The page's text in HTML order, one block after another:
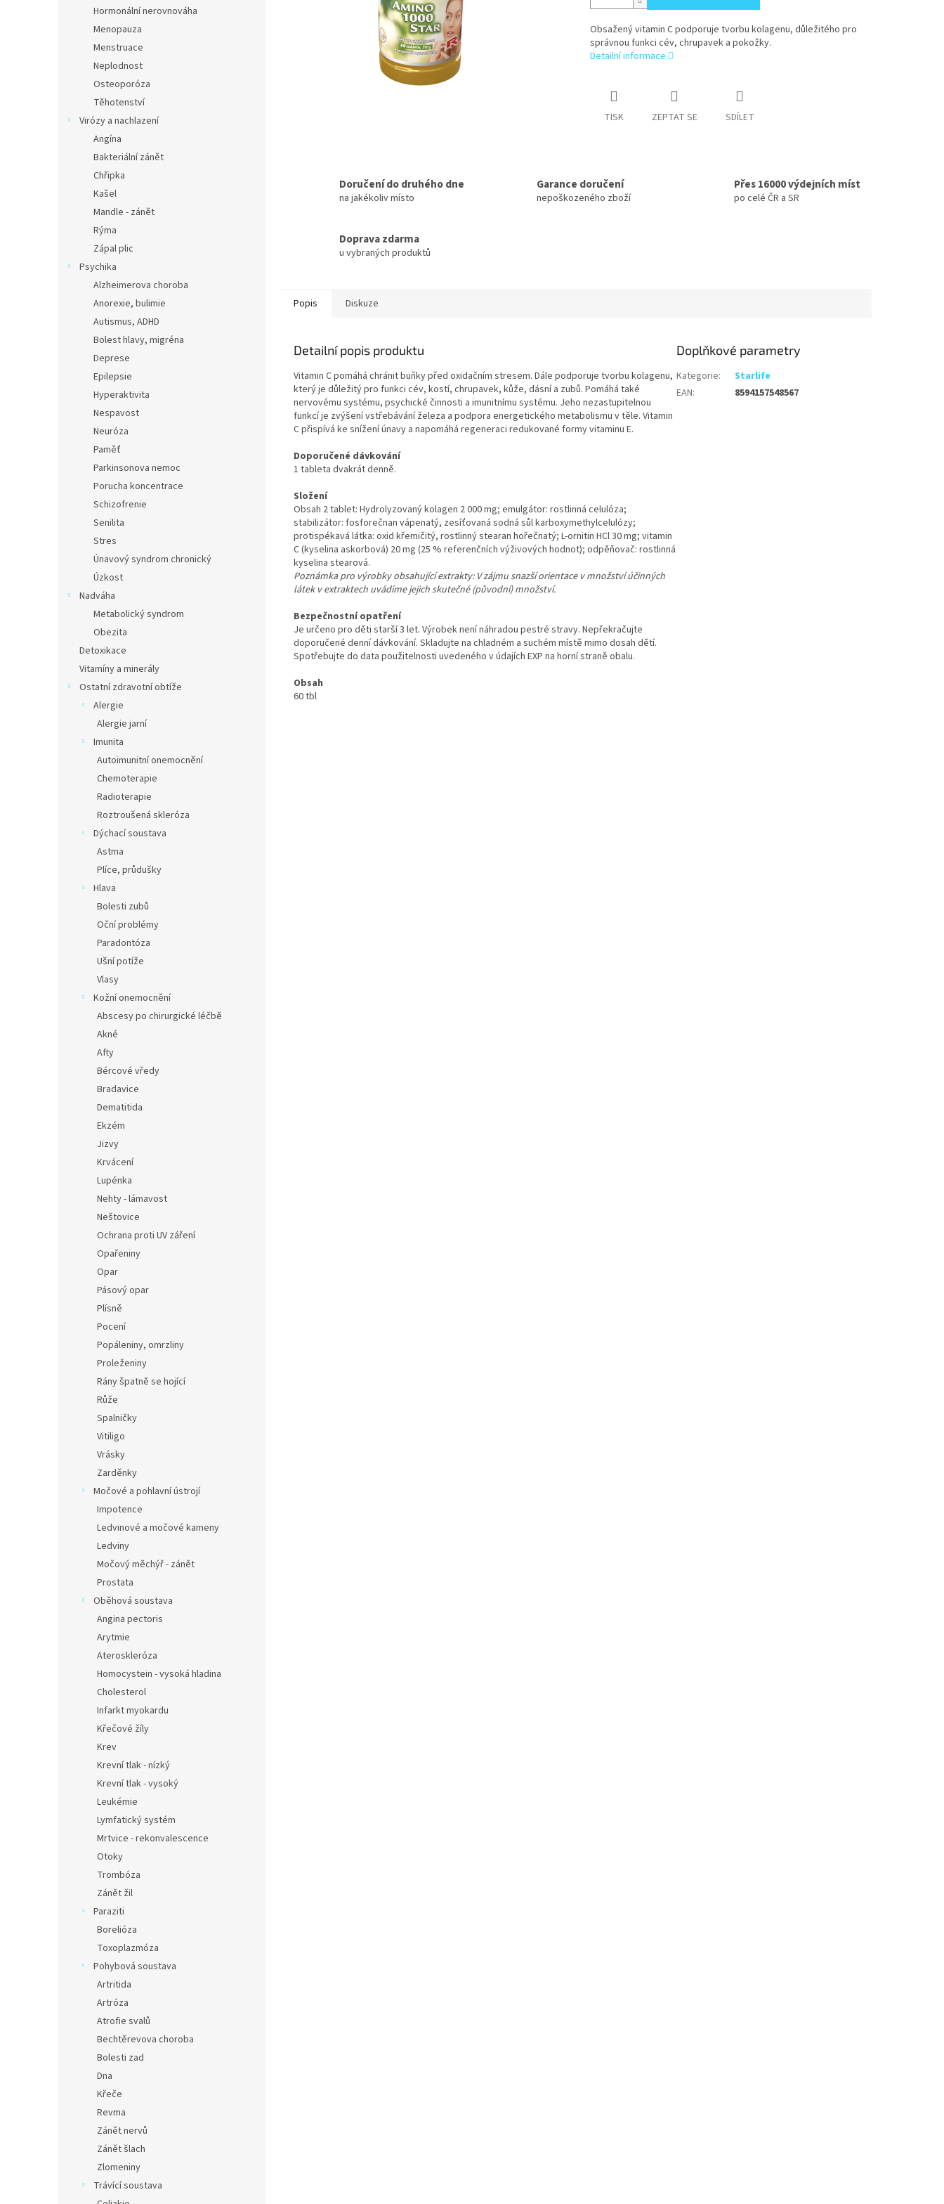
Hormonální nerovnováha
Menopauza
Menstruace
Neplodnost
Osteoporóza
Těhotenství
Virózy a nachlazení
Angína
Bakteriální zánět
Chřipka
Kašel
Mandle - zánět
Rýma
Zápal plic
Psychika
Alzheimerova choroba
Anorexie, bulimie
Autismus, ADHD
Bolest hlavy, migréna
Deprese
Epilepsie
Hyperaktivita
Nespavost
Neuróza
Paměť
Parkinsonova nemoc
Porucha koncentrace
Schizofrenie
Senilita
Stres
Únavový syndrom chronický
Úzkost
Nadváha
Metabolický syndrom
Obezita
Detoxikace
Vitamíny a minerály
Ostatní zdravotní obtíže
Alergie
Alergie jarní
Imunita
Autoimunitní onemocnění
Chemoterapie
Radioterapie
Roztroušená skleróza
Dýchací soustava
Astma
Plíce, průdušky
Hlava
Bolesti zubů
Oční problémy
Paradontóza
Ušní potíže
Vlasy
Kožní onemocnění
Abscesy po chirurgické léčbě
Akné
Afty
Bércové vředy
Bradavice
Dematitida
Ekzém
Jizvy
Krvácení
Lupénka
Nehty - lámavost
Neštovice
Ochrana proti UV záření
Opařeniny
Opar
Pásový opar
Plísně
Pocení
Popáleniny, omrzliny
Proleženiny
Rány špatně se hojící
Růže
Spalničky
Vitiligo
Vrásky
Zarděnky
Močové a pohlavní ústrojí
Impotence
Ledvinové a močové kameny
Ledviny
Močový měchýř - zánět
Prostata
Oběhová soustava
Angina pectoris
Arytmie
Ateroskleróza
Homocystein - vysoká hladina
Cholesterol
Infarkt myokardu
Křečové žíly
Krev
Krevní tlak - nízký
Krevní tlak - vysoký
Leukémie
Lymfatický systém
Mrtvice - rekonvalescence
Otoky
Trombóza
Zánět žil
Paraziti
Borelióza
Toxoplazmóza
Pohybová soustava
Artritida
Artróza
Atrofie svalů
Bechtěrevova choroba
Bolesti zad
Dna
Křeče
Revma
Zánět nervů
Zánět šlach
Zlomeniny
Trávící soustava
Obsažený vitamin C podporuje tvorbu kolagenu, důležitého pro
správnou funkci cév, chrupavek a pokožky.
Detailní informace
TISK ZEPTAT SE SDÍLET
Doručení do druhého dne
na jakékoliv místo
Garance doručení
nepoškozeného zboží
Přes 16000 výdejních míst
po celé ČR a SR
Doprava zdarma
u vybraných produktů
Popis Diskuze
Detailní popis produktu
Vitamin C pomáhá chránit buňky před oxidačním stresem. Dále podporuje tvorbu kolagenu,
který je důležitý pro funkci cév, kostí, chrupavek, kůže, dásní a zubů. Pomáhá také
nervovému systému, psychické činnosti a imunitnímu systému. Jeho nezastupitelnou
funkcí je zvýšení vstřebávání železa a podpora energetického metabolismu v těle. Vitamin
C přispívá ke snížení únavy a napomáhá regeneraci redukované formy vitaminu E.
Doporučené dávkování
1 tableta dvakrát denně.
Složení
Obsah 2 tablet: Hydrolyzovaný kolagen 2 000 mg; emulgátor: rostlinná celulóza;
stabilizátor: fosforečnan vápenatý, zesíťovaná sodná sůl karboxymethylcelulózy;
protispékavá látka: oxid křemičitý, rostlinný stearan hořečnatý; L-ornitin HCl 30 mg; vitamin
C (kyselina askorbová) 20 mg (25 % referenčních výživových hodnot); odpěňovač: rostlinná
kyselina stearová.
Poznámka pro výrobky obsahující extrakty: V zájmu snazší orientace v množství účinných
látek v extraktech uvádíme jejich skutečné (původní) množství.
Bezpečnostní opatření
Je určeno pro děti starší 3 let. Výrobek není náhradou pestré stravy. Nepřekračujte
doporučené denní dávkování. Skladujte na chladném a suchém místě mimo dosah dětí.
Spotřebujte do data použitelnosti uvedeného v údajích EXP na horní straně obalu.
Obsah
60 tbl
Doplňkové parametry
Kategorie:
Starlife
EAN: 8594157548567